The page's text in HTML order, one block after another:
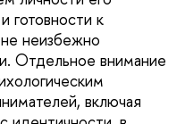
готовности к
неизбежно
Отдельное внимание
включая